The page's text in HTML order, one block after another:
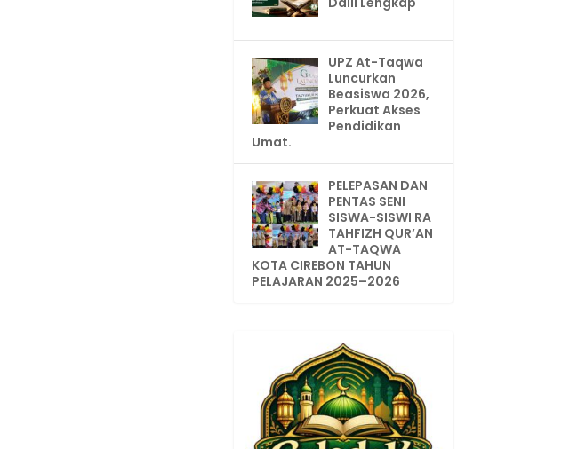
UPZ At-Taqwa
Luncurkan
Beasiswa 2026,
Perkuat Akses
Pendidikan
Umat.
PELEPASAN DAN
PENTAS SENI
SISWA-SISWI RA
TAHFIZH QUR’AN
AT-TAQWA
KOTA CIREBON TAHUN
PELAJARAN 2025–2026